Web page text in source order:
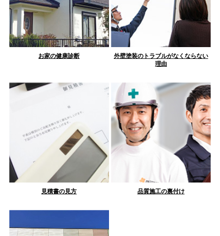
お家の健康診断
外壁塗装のトラブルがなくならない
理由
見積書の見方 品質施工の裏付け